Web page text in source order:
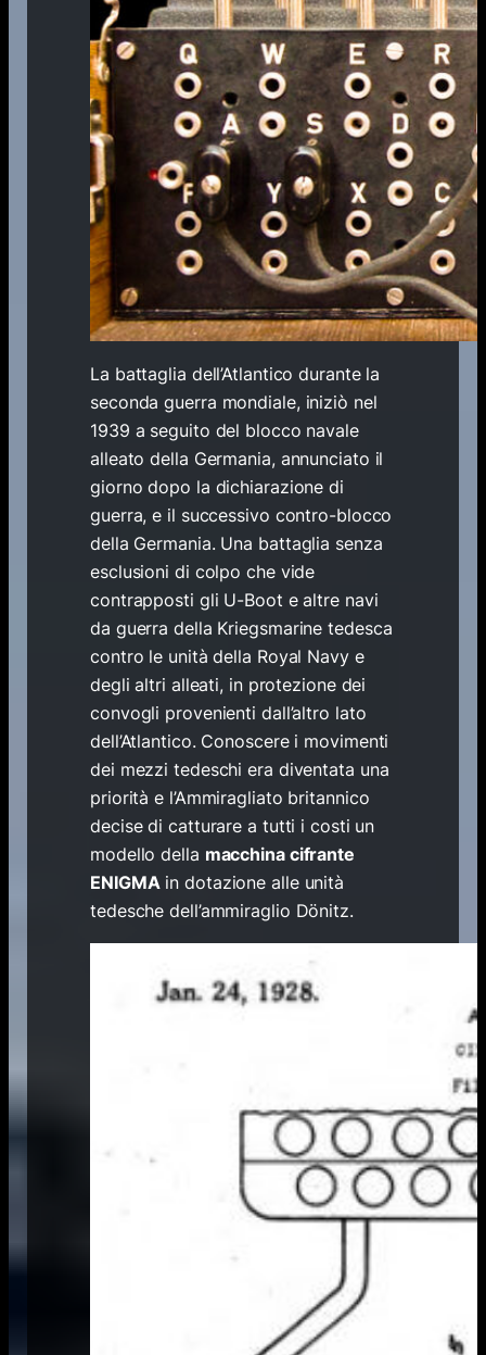
La battaglia dell’Atlantico durante la
seconda guerra mondiale, iniziò nel
1939 a seguito del blocco navale
alleato della Germania, annunciato il
giorno dopo la dichiarazione di
guerra, e il successivo contro-blocco
della Germania. Una battaglia senza
esclusioni di colpo che vide
contrapposti gli U-Boot e altre navi
da guerra della Kriegsmarine tedesca
contro le unità della Royal Navy e
degli altri alleati, in protezione dei
convogli provenienti dall’altro lato
dell’Atlantico. Conoscere i movimenti
dei mezzi tedeschi era diventata una
priorità e l’Ammiragliato britannico
decise di catturare a tutti i costi un
modello della macchina cifrante
ENIGMA in dotazione alle unità
tedesche dell’ammiraglio Dönitz.